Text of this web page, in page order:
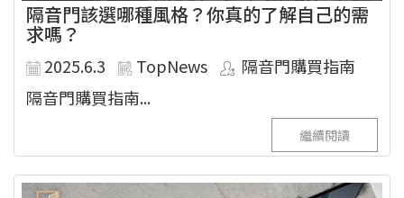
隔音門該選哪種風格？你真的了解自己的需
求嗎？
2025.6.3 TopNews
隔音門購買指南
隔音門購買指南...
繼續閱讀